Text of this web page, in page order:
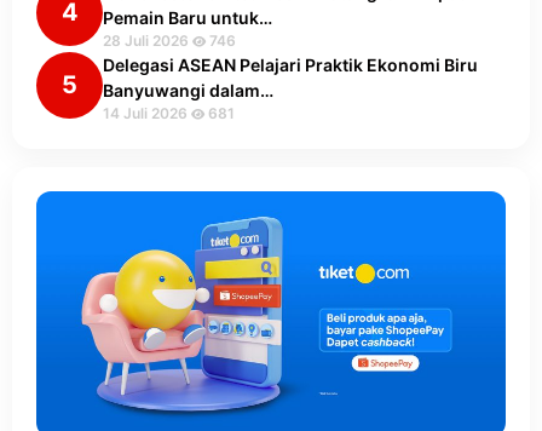
4
Pemain Baru untuk…
28 Juli 2026 746
5
Delegasi ASEAN Pelajari Praktik Ekonomi Biru
Banyuwangi dalam…
14 Juli 2026 681